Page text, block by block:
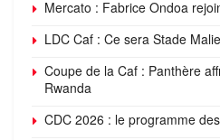
Mercato : Fabrice Ondoa
LDC Caf : Ce sera Stade
Coupe de la Caf : Panthère
Rwanda
CDC 2026 : le programme